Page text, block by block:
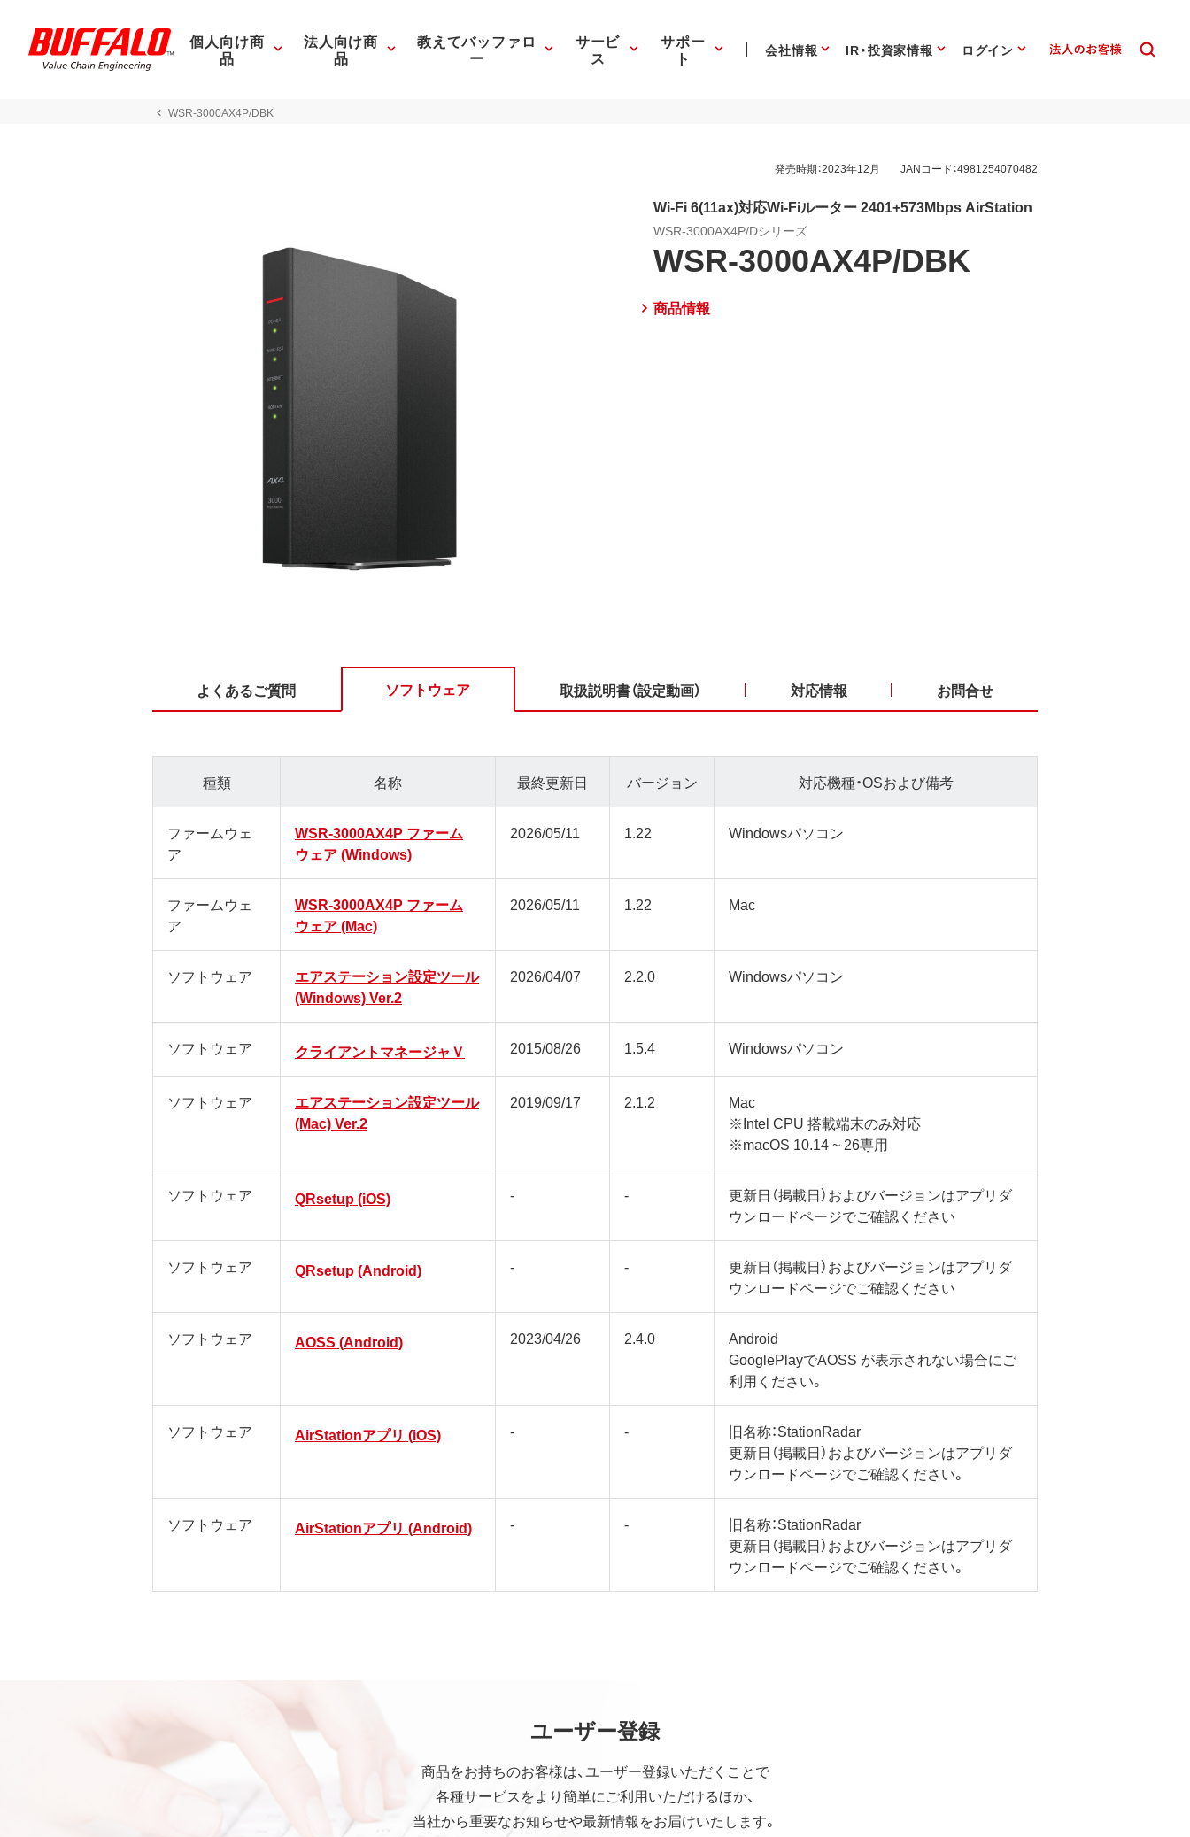
個人向け商
品
法人向け商
品
教えてバッファロ
ー
サービ
ス
サポー
ト 会社情報 IR・投資家情報 ログイン
WSR-3000AX4P/DBK
発売時期：2023年12月 JANコード：4981254070482
Wi-Fi 6(11ax)対応Wi-Fiルーター 2401+573Mbps AirStation
WSR-3000AX4P/Dシリーズ
WSR-3000AX4P/DBK
商品情報
よくあるご質問 ソフトウェア 取扱説明書（設定動画） 対応情報 お問合せ
種類 名称 最終更新日 バージョン 対応機種・OSおよび備考
ファームウェ
ア
WSR-3000AX4P ファーム
ウェア (Windows)
2026/05/11 1.22 Windowsパソコン
ファームウェ
ア
WSR-3000AX4P ファーム
ウェア (Mac)
2026/05/11 1.22 Mac
ソフトウェア
エアステーション設定ツール
(Windows) Ver.2
2026/04/07 2.2.0 Windowsパソコン
ソフトウェア クライアントマネージャＶ 2015/08/26 1.5.4 Windowsパソコン
ソフトウェア
エアステーション設定ツール
(Mac) Ver.2
2019/09/17 2.1.2
Mac
※Intel CPU 搭載端末のみ対応
※macOS 10.14 ~ 26専用
ソフトウェア QRsetup (iOS) - -
更新日（掲載日）およびバージョンはアプリダ
ウンロードページでご確認ください
ソフトウェア QRsetup (Android) - -
更新日（掲載日）およびバージョンはアプリダ
ウンロードページでご確認ください
ソフトウェア AOSS (Android) 2023/04/26 2.4.0
Android
GooglePlayでAOSS が表示されない場合にご
利用ください。
ソフトウェア AirStationアプリ (iOS) - -
旧名称：StationRadar
更新日（掲載日）およびバージョンはアプリダ
ウンロードページでご確認ください。
ソフトウェア AirStationアプリ (Android) - -
旧名称：StationRadar
更新日（掲載日）およびバージョンはアプリダ
ウンロードページでご確認ください。
ユーザー登録
商品をお持ちのお客様は、ユーザー登録いただくことで
各種サービスをより簡単にご利用いただけるほか、
当社から重要なお知らせや最新情報をお届けいたします。